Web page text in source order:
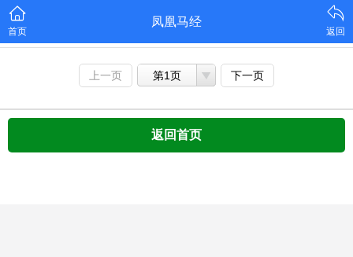
首页
凤凰马经
返回
上一页 第1页 下一页
返回首页